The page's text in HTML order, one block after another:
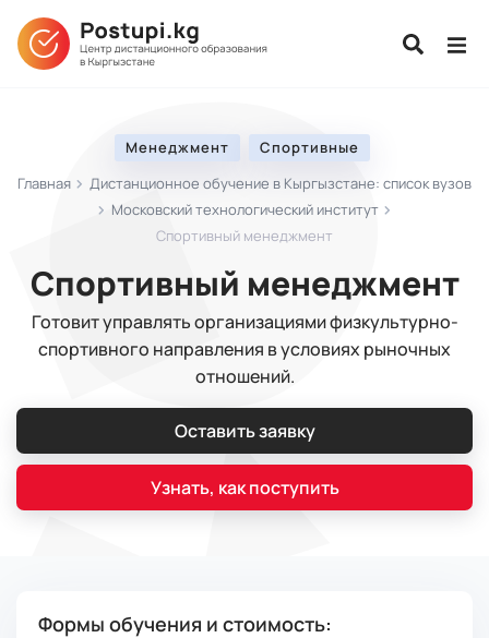
Менеджмент
Спортивные
Главная
Дистанционное обучение в Кыргызстане: список вузов
Московский технологический институт
Спортивный менеджмент
Спортивный менеджмент
Готовит управлять организациями физкультурно-
спортивного направления в условиях рыночных
отношений.
Оставить заявку
Узнать, как поступить
Формы обучения и стоимость: